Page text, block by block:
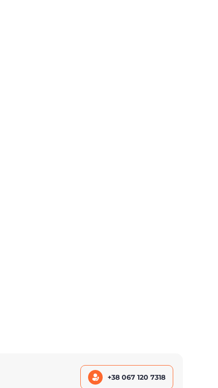
+38 067 120 7318